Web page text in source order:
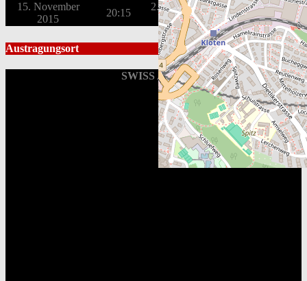
15. November
2015
20:15
2. Liga OST
Qualifikation
2015/16
Austragungsort
SWISS Arena